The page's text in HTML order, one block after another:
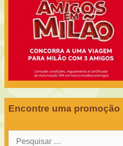
Encontre uma promoção
Pesquisar